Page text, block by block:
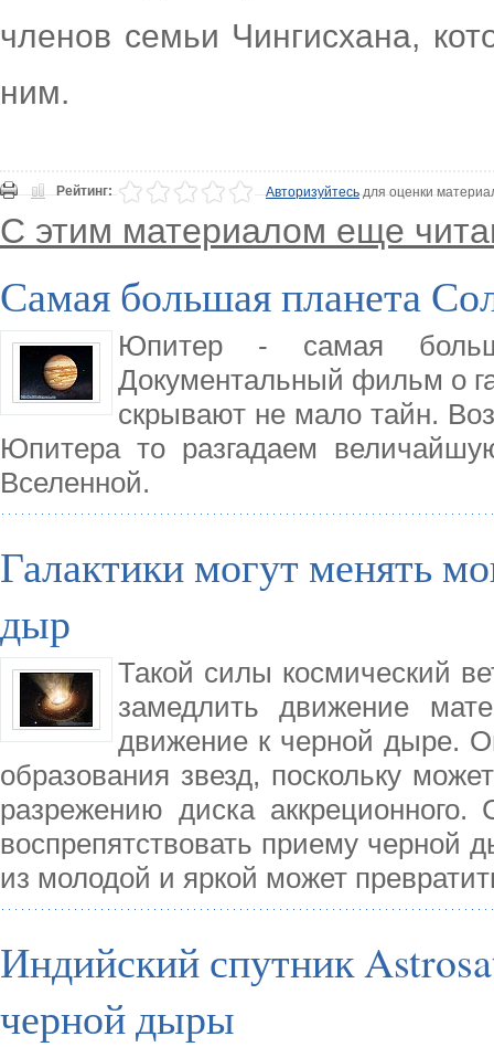
членов семьи Чингисхана,
ним.
Рейтинг: Авторизуйтесьдля оценки
С этим материалом еще
Самая большая планета
Юпитер - самая
Документальный фильм о
скрывают не мало тайн.
Юпитера то разгадаем
Вселенной.
Галактики могут менять
дыр
Такой силы космический
замедлить движение
движение к черной дыре.
образования звезд, поскольку
разрежению диска
воспрепятствовать приему черной
из молодой и яркой может
Индийский спутник
черной дыры